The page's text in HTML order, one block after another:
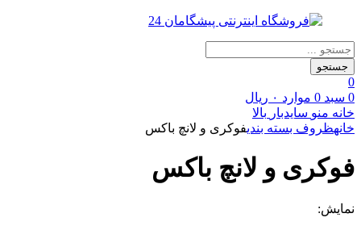
Products
search
جستجو
0
0 سبد 0 موارد ۰ ریال
خانه منو سایدبار بالا
خانهظروف بسته بندیفوکری و لانچ باکس
فوکری و لانچ باکس
نمایش: